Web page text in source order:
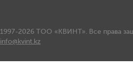
1997-2026 ТОО «КВИНТ». Все права
info@kvint.kz